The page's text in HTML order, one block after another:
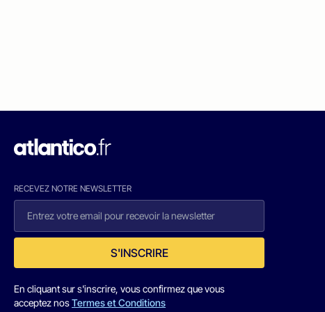
RECEVEZ NOTRE NEWSLETTER
S'INSCRIRE
En cliquant sur s'inscrire, vous confirmez que vous
acceptez nosTermes et Conditions